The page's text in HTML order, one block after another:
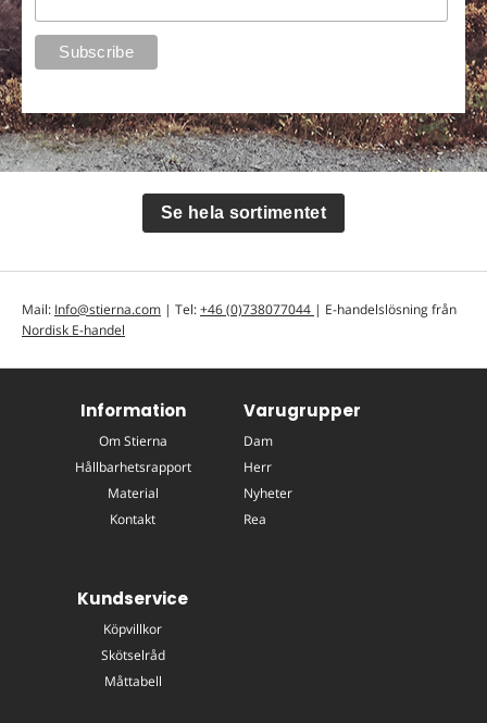
Se hela sortimentet
Mail: Info@stierna.com | Tel:+46 (0)738077044 | E-handelslösning från
Nordisk E-handel
Information
Om Stierna
Hållbarhetsrapport
Material
Kontakt
Varugrupper
Dam
Herr
Nyheter
Rea
Kundservice
Köpvillkor
Skötselråd
Måttabell